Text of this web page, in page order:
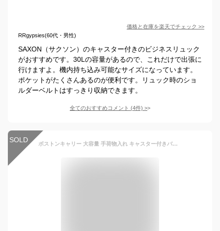
価格と在庫を楽天でチェック >>
RRgypsies(60代・男性)
SAXON（サクソン）のキャスター付きのビジネスリュック
がおすすめです。30Lの容量があるので、これだけで出張に
行けますよ。機内持ち込み可能なサイズになっています。
ポケットがたくさんあるのが便利です。リュック時のショ
ルダーベルトはすっきり収納できます。
全てのおすすめコメント (4件) >
SOLD ボストンキャリー 大容量 手荷物入れ キャスター付きバッグ 旅行かばん 男女兼用 使いやすい 2泊3日 折りたたみ式 コンパクト 手提げ スムーズ走行 静音 ファッション サブバッグ ビジネス 修学旅行用 合宿